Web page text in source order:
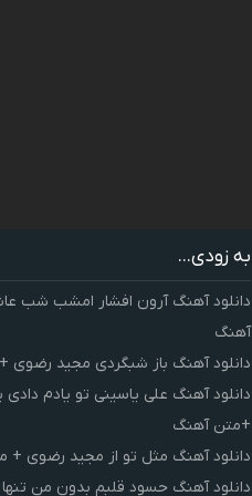
به زودی...
دانلود آهنگ آرون افشار امشب شب
آهنگ
دانلود آهنگ باز شبگردی مجید رضوی
دانلود آهنگ علی یاسینی تو یادم
+متن آهنگ
دانلود آهنگ مثل تو از مجید رضوی +
دانلود آهنگ حسود قلبم بدون من